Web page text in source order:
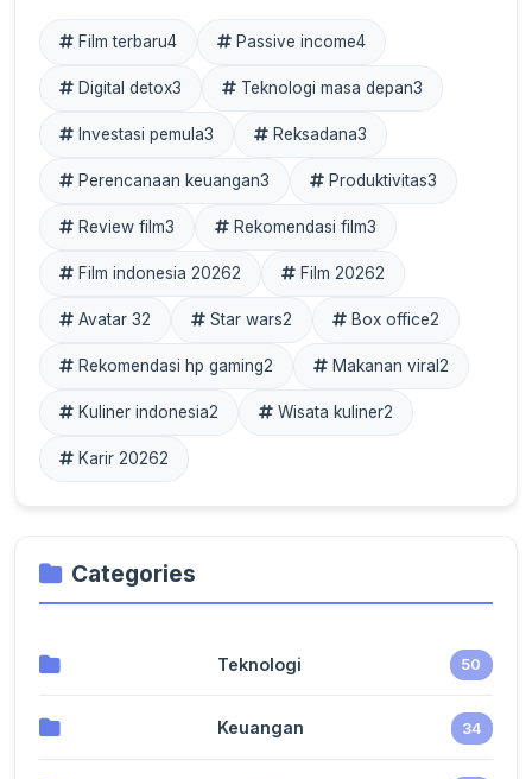
Film terbaru4 Passive income4
Digital detox3 Teknologi masa depan3
Investasi pemula3 Reksadana3
Perencanaan keuangan3 Produktivitas3
Review film3 Rekomendasi film3
Film indonesia 20262 Film 20262
Avatar 32 Star wars2 Box office2
Rekomendasi hp gaming2 Makanan viral 2
Kuliner indonesia2 Wisata kuliner2
Karir 20262
Categories
Teknologi 50
Keuangan 34